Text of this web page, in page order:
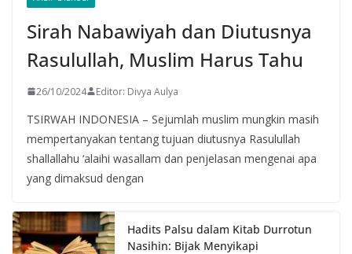
Sirah Nabawiyah dan Diutusnya
Rasulullah, Muslim Harus Tahu
26/10/2024 Editor: Divya Aulya
TSIRWAH INDONESIA – Sejumlah muslim mungkin masih
mempertanyakan tentang tujuan diutusnya Rasulullah
shallallahu ‘alaihi wasallam dan penjelasan mengenai apa
yang dimaksud dengan
Hadits Palsu dalam Kitab Durrotun
Nasihin: Bijak Menyikapi